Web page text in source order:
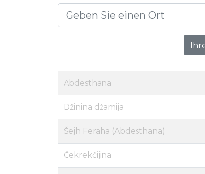
Abdesthana
Džinina džamija
Šejh Feraha (Abdesthana)
Čekrekčijina